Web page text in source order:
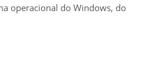
operacional do Windows, do